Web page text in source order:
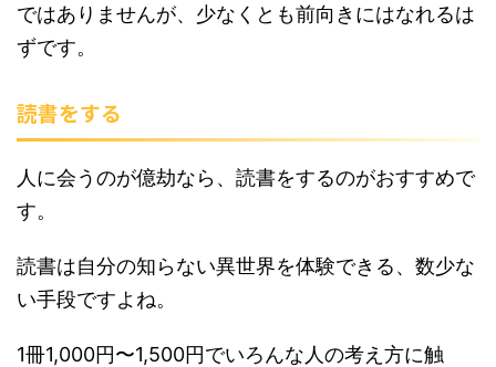
ではありませんが、少なくとも前向きにはなれるは
ずです。
読書をする
人に会うのが億劫なら、読書をするのがおすすめで
す。
読書は自分の知らない異世界を体験できる、数少な
い手段ですよね。
1冊1,000円〜1,500円でいろんな人の考え方に触